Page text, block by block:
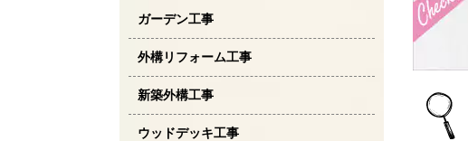
ガーデン工事
外構リフォーム工事
新築外構工事
ウッドデッキ工事